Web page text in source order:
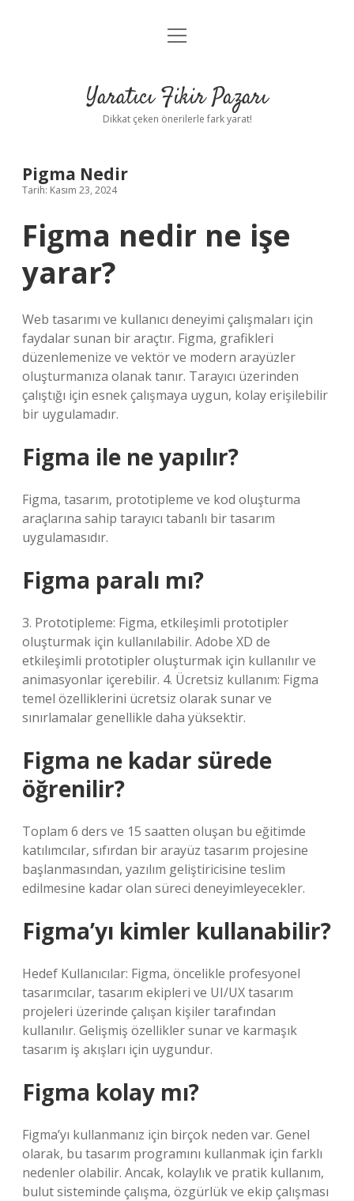
Anasayfa
Yasal Uyarı
menüyü
Yaratıcı Fikir Pazarı
Dikkat çeken önerilerle fark yarat!
Pigma Nedir
Tarih: Kasım 23, 2024
Figma nedir ne işe
yarar?
Web tasarımı ve kullanıcı deneyimi çalışmaları için
faydalar sunan bir araçtır. Figma, grafikleri
düzenlemenize ve vektör ve modern arayüzler
oluşturmanıza olanak tanır. Tarayıcı üzerinden
çalıştığı için esnek çalışmaya uygun, kolay erişilebilir
bir uygulamadır.
Figma ile ne yapılır?
Figma, tasarım, prototipleme ve kod oluşturma
araçlarına sahip tarayıcı tabanlı bir tasarım
uygulamasıdır.
Figma paralı mı?
3. Prototipleme: Figma, etkileşimli prototipler
oluşturmak için kullanılabilir. Adobe XD de
etkileşimli prototipler oluşturmak için kullanılır ve
animasyonlar içerebilir. 4. Ücretsiz kullanım: Figma
temel özelliklerini ücretsiz olarak sunar ve
sınırlamalar genellikle daha yüksektir.
Figma ne kadar sürede
öğrenilir?
Toplam 6 ders ve 15 saatten oluşan bu eğitimde
katılımcılar, sıfırdan bir arayüz tasarım projesine
başlanmasından, yazılım geliştiricisine teslim
edilmesine kadar olan süreci deneyimleyecekler.
Figma’yı kimler kullanabilir?
Hedef Kullanıcılar: Figma, öncelikle profesyonel
tasarımcılar, tasarım ekipleri ve UI/UX tasarım
projeleri üzerinde çalışan kişiler tarafından
kullanılır. Gelişmiş özellikler sunar ve karmaşık
tasarım iş akışları için uygundur.
Figma kolay mı?
Figma’yı kullanmanız için birçok neden var. Genel
olarak, bu tasarım programını kullanmak için farklı
nedenler olabilir. Ancak, kolaylık ve pratik kullanım,
bulut sisteminde çalışma, özgürlük ve ekip çalışması